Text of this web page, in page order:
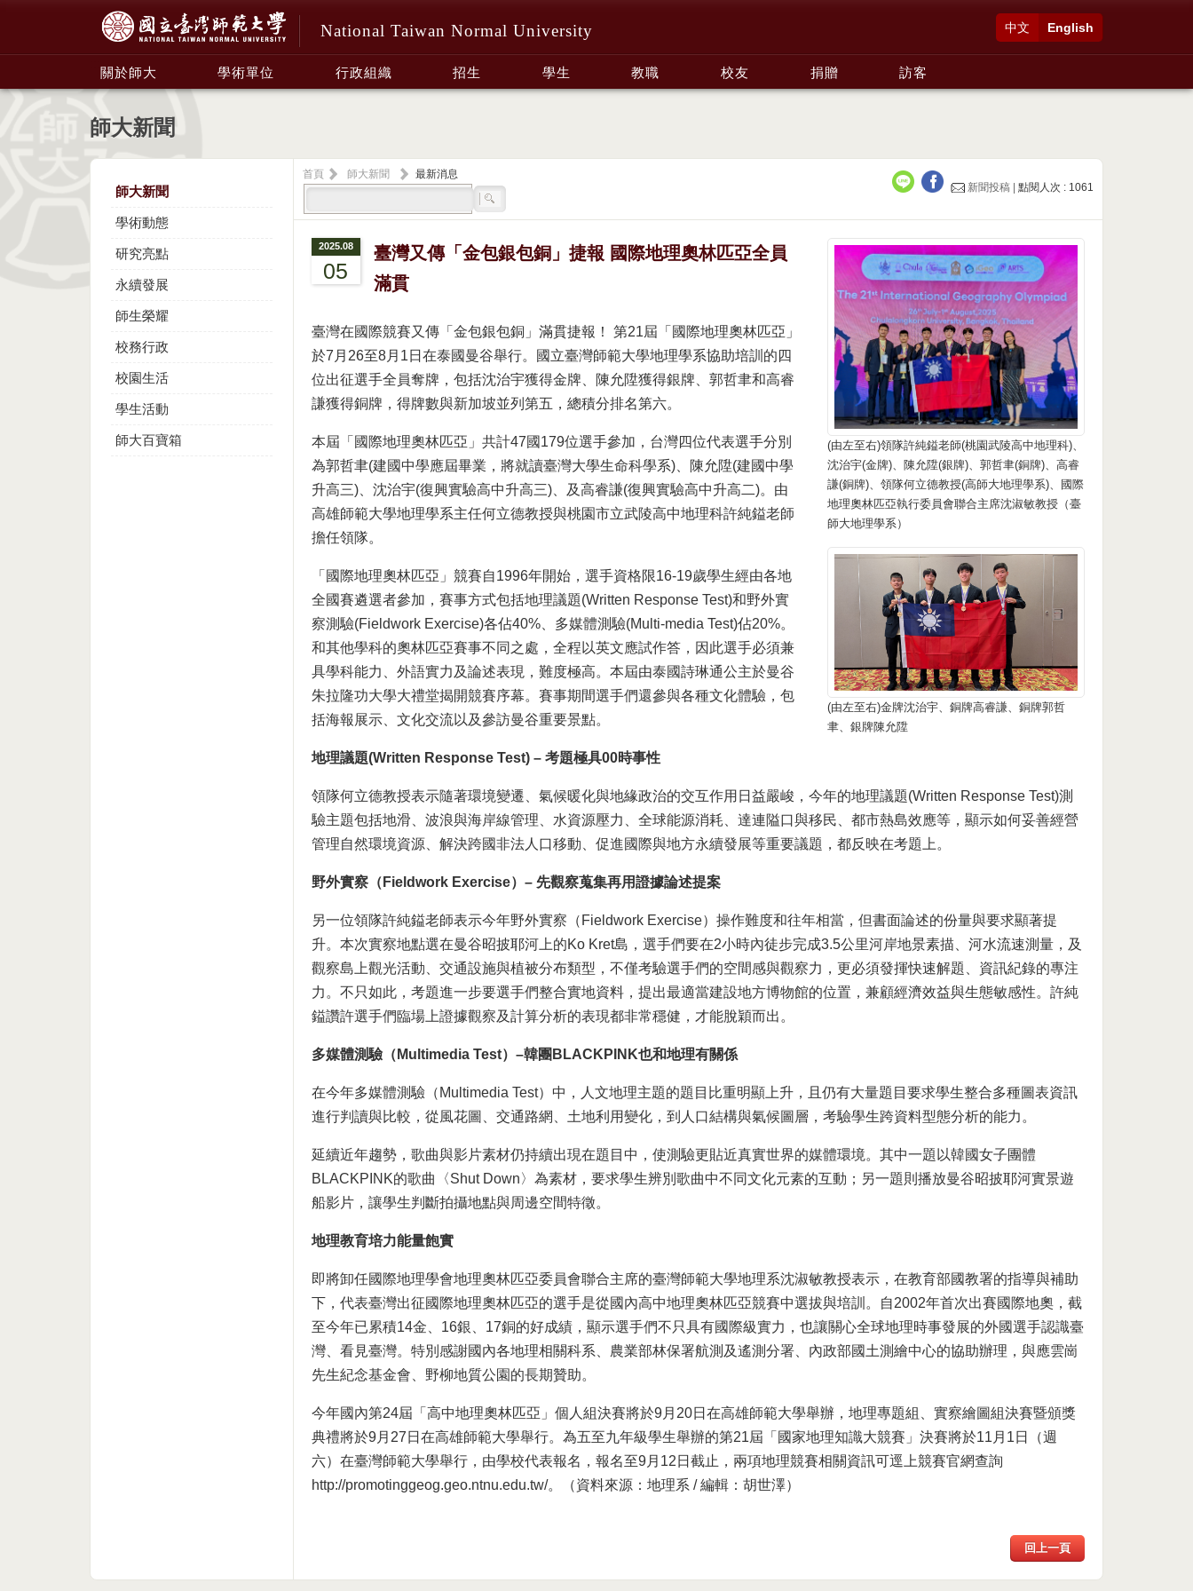
National Taiwan Normal University English
中文
關於師大 學術單位 行政組織 招生 學生 教職 校友 捐贈 訪客
師大新聞
師大新聞
學術動態
研究亮點
永續發展
師生榮耀
校務行政
校園生活
學生活動
師大百寶箱
首頁 師大新聞
最新消息
新聞投稿 |點閱人次 : 1061
(由左至右)領隊許純鎰老師(桃園武陵高中地理科)、
沈治宇(金牌)、陳允陞(銀牌)、郭哲聿(銅牌)、高睿
謙(銅牌)、領隊何立德教授(高師大地理學系)、國際
地理奧林匹亞執行委員會聯合主席沈淑敏教授（臺
師大地理學系）
(由左至右)金牌沈治宇、銅牌高睿謙、銅牌郭哲
聿、銀牌陳允陞
2025.08
05
臺灣又傳「金包銀包銅」捷報 國際地理奧林匹亞全員
滿貫
臺灣在國際競賽又傳「金包銀包銅」滿貫捷報！ 第21屆「國際地理奧林匹亞」
於7月26至8月1日在泰國曼谷舉行。國立臺灣師範大學地理學系協助培訓的四
位出征選手全員奪牌，包括沈治宇獲得金牌、陳允陞獲得銀牌、郭哲聿和高睿
謙獲得銅牌，得牌數與新加坡並列第五，總積分排名第六。
本屆「國際地理奧林匹亞」共計47國179位選手參加，台灣四位代表選手分別
為郭哲聿(建國中學應屆畢業，將就讀臺灣大學生命科學系)、陳允陞(建國中學
升高三)、沈治宇(復興實驗高中升高三)、及高睿謙(復興實驗高中升高二)。由
高雄師範大學地理學系主任何立德教授與桃園市立武陵高中地理科許純鎰老師
擔任領隊。
「國際地理奧林匹亞」競賽自1996年開始，選手資格限16-19歲學生經由各地
全國賽遴選者參加，賽事方式包括地理議題(Written Response Test)和野外實
察測驗(Fieldwork Exercise)各佔40%、多媒體測驗(Multi-media Test)佔20%。
和其他學科的奧林匹亞賽事不同之處，全程以英文應試作答，因此選手必須兼
具學科能力、外語實力及論述表現，難度極高。本屆由泰國詩琳通公主於曼谷
朱拉隆功大學大禮堂揭開競賽序幕。賽事期間選手們還參與各種文化體驗，包
括海報展示、文化交流以及參訪曼谷重要景點。
地理議題(Written Response Test) – 考題極具00時事性
領隊何立德教授表示隨著環境變遷、氣候暖化與地緣政治的交互作用日益嚴峻，今年的地理議題(Written Response Test)測
驗主題包括地滑、波浪與海岸線管理、水資源壓力、全球能源消耗、達連隘口與移民、都市熱島效應等，顯示如何妥善經營
管理自然環境資源、解決跨國非法人口移動、促進國際與地方永續發展等重要議題，都反映在考題上。
野外實察（Fieldwork Exercise）– 先觀察蒐集再用證據論述提案
另一位領隊許純鎰老師表示今年野外實察（Fieldwork Exercise）操作難度和往年相當，但書面論述的份量與要求顯著提
升。本次實察地點選在曼谷昭披耶河上的Ko Kret島，選手們要在2小時內徒步完成3.5公里河岸地景素描、河水流速測量，及
觀察島上觀光活動、交通設施與植被分布類型，不僅考驗選手們的空間感與觀察力，更必須發揮快速解題、資訊紀錄的專注
力。不只如此，考題進一步要選手們整合實地資料，提出最適當建設地方博物館的位置，兼顧經濟效益與生態敏感性。許純
鎰讚許選手們臨場上證據觀察及計算分析的表現都非常穩健，才能脫穎而出。
多媒體測驗（Multimedia Test）–韓團BLACKPINK也和地理有關係
在今年多媒體測驗（Multimedia Test）中，人文地理主題的題目比重明顯上升，且仍有大量題目要求學生整合多種圖表資訊
進行判讀與比較，從風花圖、交通路網、土地利用變化，到人口結構與氣候圖層，考驗學生跨資料型態分析的能力。
延續近年趨勢，歌曲與影片素材仍持續出現在題目中，使測驗更貼近真實世界的媒體環境。其中一題以韓國女子團體
BLACKPINK的歌曲〈Shut Down〉為素材，要求學生辨別歌曲中不同文化元素的互動；另一題則播放曼谷昭披耶河實景遊
船影片，讓學生判斷拍攝地點與周邊空間特徵。
地理教育培力能量飽實
即將卸任國際地理學會地理奧林匹亞委員會聯合主席的臺灣師範大學地理系沈淑敏教授表示，在教育部國教署的指導與補助
下，代表臺灣出征國際地理奧林匹亞的選手是從國內高中地理奧林匹亞競賽中選拔與培訓。自2002年首次出賽國際地奧，截
至今年已累積14金、16銀、17銅的好成績，顯示選手們不只具有國際級實力，也讓關心全球地理時事發展的外國選手認識臺
灣、看見臺灣。特別感謝國內各地理相關科系、農業部林保署航測及遙測分署、內政部國土測繪中心的協助辦理，與應雲崗
先生紀念基金會、野柳地質公園的長期贊助。
今年國內第24屆「高中地理奧林匹亞」個人組決賽將於9月20日在高雄師範大學舉辦，地理專題組、實察繪圖組決賽暨頒獎
典禮將於9月27日在高雄師範大學舉行。為五至九年級學生舉辦的第21屆「國家地理知識大競賽」決賽將於11月1日（週
六）在臺灣師範大學舉行，由學校代表報名，報名至9月12日截止，兩項地理競賽相關資訊可逕上競賽官網查詢
http://promotinggeog.geo.ntnu.edu.tw/。（資料來源：地理系 / 編輯：胡世澤）
回上一頁